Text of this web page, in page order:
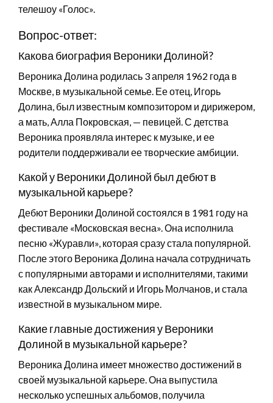
телешоу «Голос».
Вопрос-ответ:
Какова биография Вероники Долиной?
Вероника Долина родилась 3 апреля 1962 года в
Москве, в музыкальной семье. Ее отец, Игорь
Долина, был известным композитором и дирижером,
а мать, Алла Покровская, — певицей. С детства
Вероника проявляла интерес к музыке, и ее
родители поддерживали ее творческие амбиции.
Какой у Вероники Долиной был дебют в
музыкальной карьере?
Дебют Вероники Долиной состоялся в 1981 году на
фестивале «Московская весна». Она исполнила
песню «Журавли», которая сразу стала популярной.
После этого Вероника Долина начала сотрудничать
с популярными авторами и исполнителями, такими
как Александр Дольский и Игорь Молчанов, и стала
известной в музыкальном мире.
Какие главные достижения у Вероники
Долиной в музыкальной карьере?
Вероника Долина имеет множество достижений в
своей музыкальной карьере. Она выпустила
несколько успешных альбомов, получила